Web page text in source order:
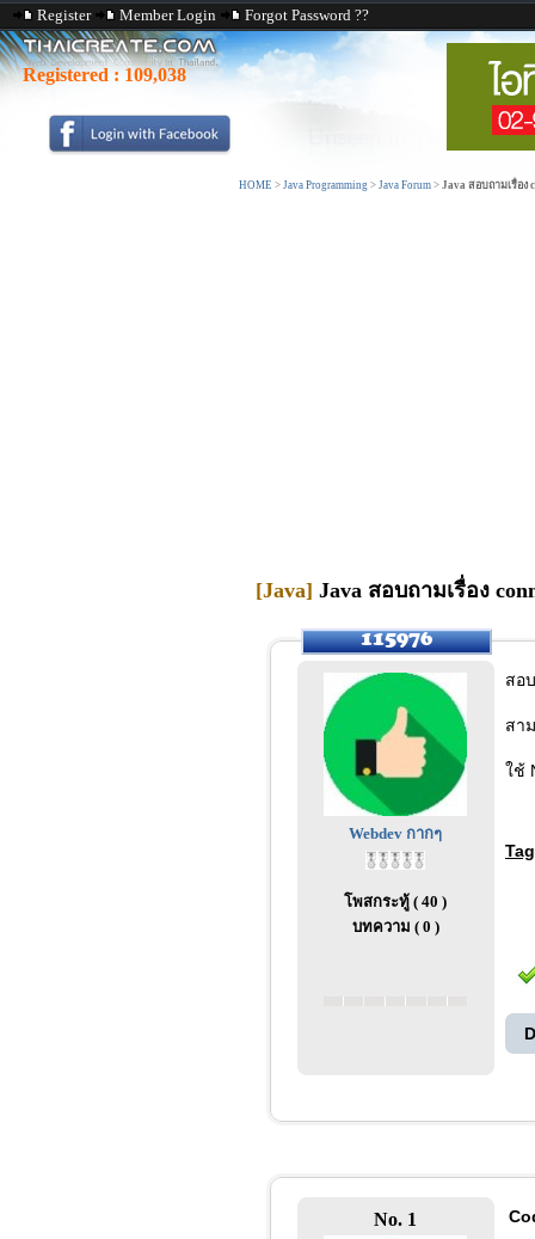
Register Member Login Forgot Password ??
Registered : 109,038
HOME > Java Programming > Java Forum > Java สอบถามเรื่อง
[Java] Java สอบถามเรื่อง
Webdev กากๆ
โพสกระทู้ ( 40 )
บทความ ( 0 )
สอ
สา
ใช้
Tag
No. 1